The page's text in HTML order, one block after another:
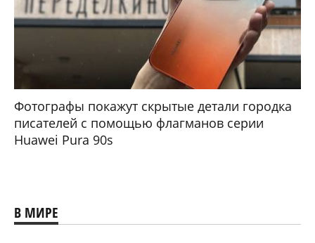
Фотографы покажут скрытые детали городка
писателей с помощью флагманов серии
Huawei Pura 90s
В МИРЕ